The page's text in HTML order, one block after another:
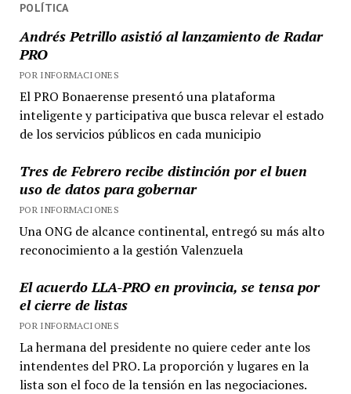
POLÍTICA
Andrés Petrillo asistió al lanzamiento de Radar
PRO
POR INFORMACIONES
El PRO Bonaerense presentó una plataforma
inteligente y participativa que busca relevar el estado
de los servicios públicos en cada municipio
Tres de Febrero recibe distinción por el buen
uso de datos para gobernar
POR INFORMACIONES
Una ONG de alcance continental, entregó su más alto
reconocimiento a la gestión Valenzuela
El acuerdo LLA-PRO en provincia, se tensa por
el cierre de listas
POR INFORMACIONES
La hermana del presidente no quiere ceder ante los
intendentes del PRO. La proporción y lugares en la
lista son el foco de la tensión en las negociaciones.